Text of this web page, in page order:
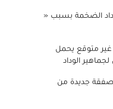
الضخمة بسبب «
غير متوقع يحمل
الوداد
جديدة من